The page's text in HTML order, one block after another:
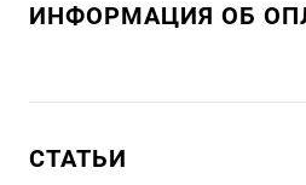
ИНФОРМАЦИЯ ОБ
СТАТЬИ